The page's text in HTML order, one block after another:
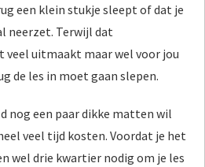
een klein stukje sleept of dat je
neerzet. Terwijl dat
veel uitmaakt maar wel voor jou
de les in moet gaan slepen.
nog een paar dikke matten wil
veel tijd kosten. Voordat je het
wel drie kwartier nodig om je les